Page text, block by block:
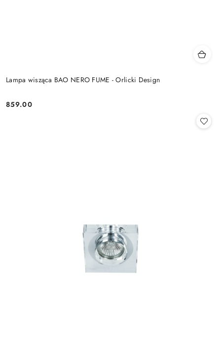
Lampa wisząca BAO NERO FUME - Orlicki Design
Cena:
859.00